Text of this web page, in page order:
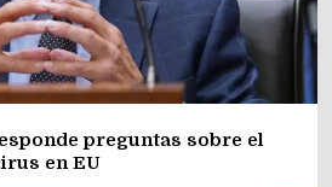
preguntas sobre el
en EU